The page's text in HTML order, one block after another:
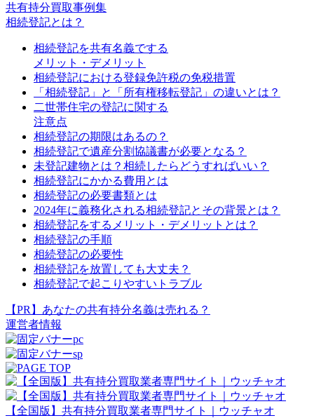
共有持分買取事例集
相続登記とは？
相続登記を共有名義でする
メリット・デメリット
相続登記における登録免許税の免税措置
「相続登記」と「所有権移転登記」の違いとは？
二世帯住宅の登記に関する
注意点
相続登記の期限はあるの？
相続登記で遺産分割協議書が必要となる？
未登記建物とは？相続したらどうすればいい？
相続登記にかかる費用とは
相続登記の必要書類とは
2024年に義務化される相続登記とその背景とは？
相続登記をするメリット・デメリットとは？
相続登記の手順
相続登記の必要性
相続登記を放置しても大丈夫？
相続登記で起こりやすいトラブル
【PR】あなたの共有持分名義は売れる？
運営者情報
【全国版】共有持分買取業者専門サイト｜ウッチャオ